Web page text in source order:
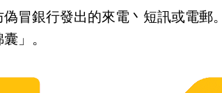
偽冒銀行發出的來電丶短訊或電
」。